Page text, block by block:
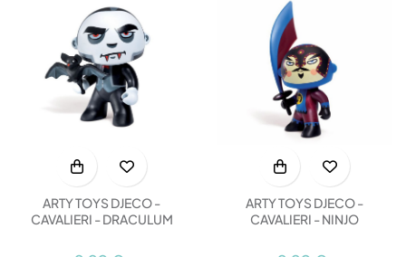
ARTY TOYS DJECO -
CAVALIERI - DRACULUM
ARTY TOYS DJECO -
CAVALIERI - NINJO